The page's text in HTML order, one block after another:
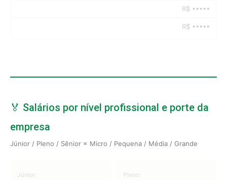
R$ •••••
R$ •••••
🏅 Salários por nível profissional e porte da
empresa
Júnior / Pleno / Sênior × Micro / Pequena / Média / Grande
Júnior Pleno